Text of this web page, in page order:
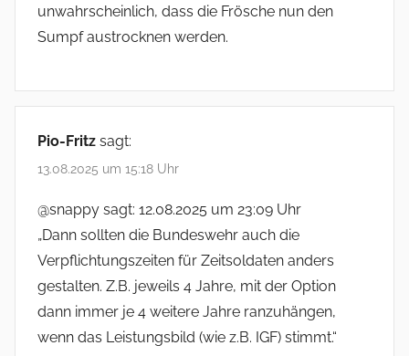
unwahrscheinlich, dass die Frösche nun den
Sumpf austrocknen werden.
Pio-Fritz sagt:
13.08.2025 um 15:18 Uhr
@snappy sagt: 12.08.2025 um 23:09 Uhr
„Dann sollten die Bundeswehr auch die
Verpflichtungszeiten für Zeitsoldaten anders
gestalten. Z.B. jeweils 4 Jahre, mit der Option
dann immer je 4 weitere Jahre ranzuhängen,
wenn das Leistungsbild (wie z.B. IGF) stimmt.“